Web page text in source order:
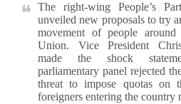
The right-wing People’s
unveiled new proposals to try
movement of people around
Union. Vice President
made the shock
parliamentary panel rejected
threat to impose quotas on
foreigners entering the country